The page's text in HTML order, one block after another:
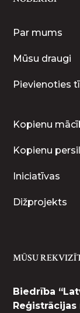
Par mums
Mūsu draugi
Pievienoties
Kopienu
Kopienu
Iniciatīvas
Dižprojekts
MŪSU
Biedrība
Reģistrācijas